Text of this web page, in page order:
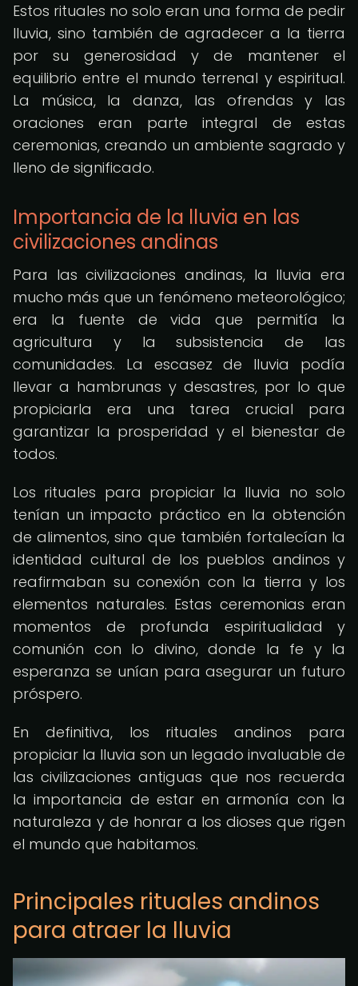
Estos rituales no solo eran una forma de pedir
lluvia, sino también de agradecer a la tierra
por su generosidad y de mantener el
equilibrio entre el mundo terrenal y espiritual.
La música, la danza, las ofrendas y las
oraciones eran parte integral de estas
ceremonias, creando un ambiente sagrado y
lleno de significado.
Importancia de la lluvia en las
civilizaciones andinas
Para las civilizaciones andinas, la lluvia era
mucho más que un fenómeno meteorológico;
era la fuente de vida que permitía la
agricultura y la subsistencia de las
comunidades. La escasez de lluvia podía
llevar a hambrunas y desastres, por lo que
propiciarla era una tarea crucial para
garantizar la prosperidad y el bienestar de
todos.
Los rituales para propiciar la lluvia no solo
tenían un impacto práctico en la obtención
de alimentos, sino que también fortalecían la
identidad cultural de los pueblos andinos y
reafirmaban su conexión con la tierra y los
elementos naturales. Estas ceremonias eran
momentos de profunda espiritualidad y
comunión con lo divino, donde la fe y la
esperanza se unían para asegurar un futuro
próspero.
En definitiva, los rituales andinos para
propiciar la lluvia son un legado invaluable de
las civilizaciones antiguas que nos recuerda
la importancia de estar en armonía con la
naturaleza y de honrar a los dioses que rigen
el mundo que habitamos.
Principales rituales andinos
para atraer la lluvia